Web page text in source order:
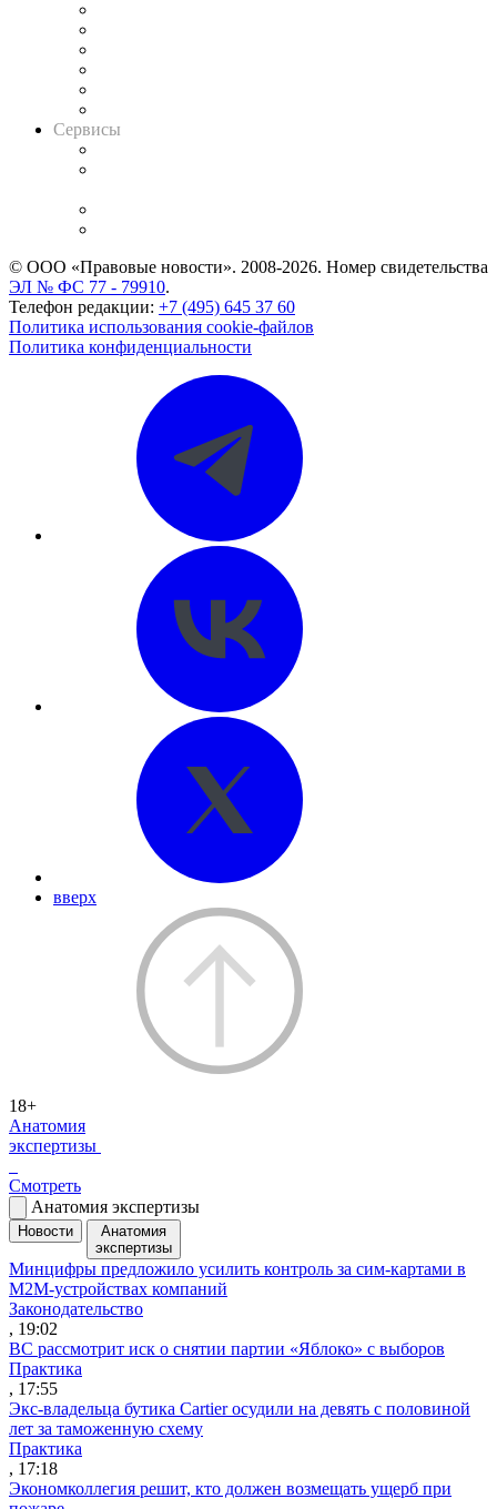
Сервисы
© ООО «Правовые новости». 2008-2026. Номер свидетельства
ЭЛ № ФС 77 - 79910.
Телефон редакции: +7 (495) 645 37 60
Политика использования cookie-файлов
Политика конфиденциальности
вверх
18+
Анатомия
экспертизы
Смотреть
Анатомия экспертизы
Новости
Анатомия
экспертизы
Минцифры предложило усилить контроль за сим-картами в
M2M-устройствах компаний
Законодательство
, 19:02
ВС рассмотрит иск о снятии партии «Яблоко» с выборов
Практика
, 17:55
Экс-владельца бутика Cartier осудили на девять с половиной
лет за таможенную схему
Практика
, 17:18
Экономколлегия решит, кто должен возмещать ущерб при